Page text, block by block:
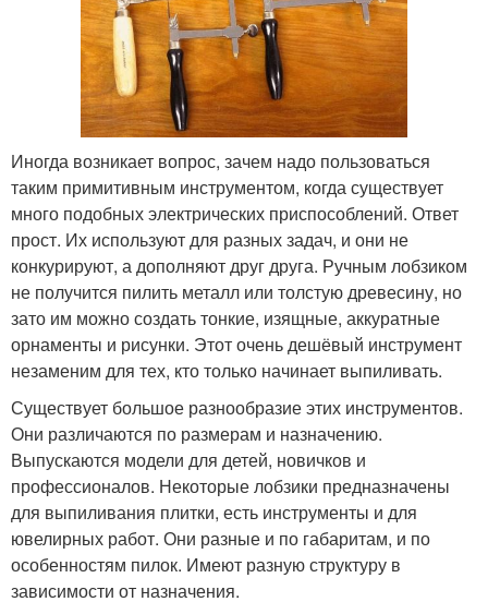
Иногда возникает вопрос, зачем надо пользоваться
таким примитивным инструментом, когда существует
много подобных электрических приспособлений. Ответ
прост. Их используют для разных задач, и они не
конкурируют, а дополняют друг друга. Ручным лобзиком
не получится пилить металл или толстую древесину, но
зато им можно создать тонкие, изящные, аккуратные
орнаменты и рисунки. Этот очень дешёвый инструмент
незаменим для тех, кто только начинает выпиливать.
Существует большое разнообразие этих инструментов.
Они различаются по размерам и назначению.
Выпускаются модели для детей, новичков и
профессионалов. Некоторые лобзики предназначены
для выпиливания плитки, есть инструменты и для
ювелирных работ. Они разные и по габаритам, и по
особенностям пилок. Имеют разную структуру в
зависимости от назначения.